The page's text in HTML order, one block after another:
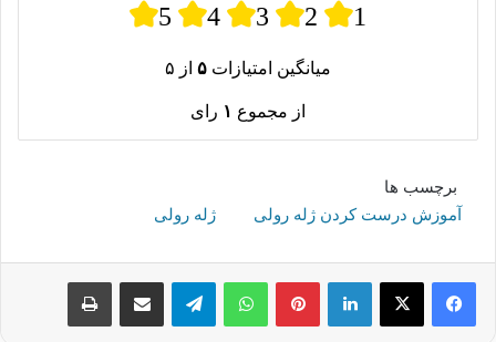
5 4 3 2 1
میانگین امتیازات ۵ از ۵
از مجموع ۱ رای
برچسب ها
آموزش درست کردن ژله رولی
ژله رولی
لینکدین پینترستواتس آپ تلگرام اشتراک گذاری از طریق ایمیل چاپ